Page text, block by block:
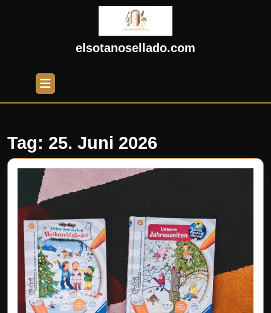
elsotanosellado.com
Open
Button
Tag: 25. Juni 2026